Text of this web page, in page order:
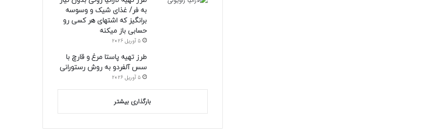
به فر/ غذای شیک و وسوسه
برانگیز که اشتهای هر کسی رو
حسابی باز میکنه
5 آوریل 2026
طرز تهیه پاستا مرغ و قارچ با
سس آلفردو به روش رستورانی
5 آوریل 2026
بارگذاری بیشتر